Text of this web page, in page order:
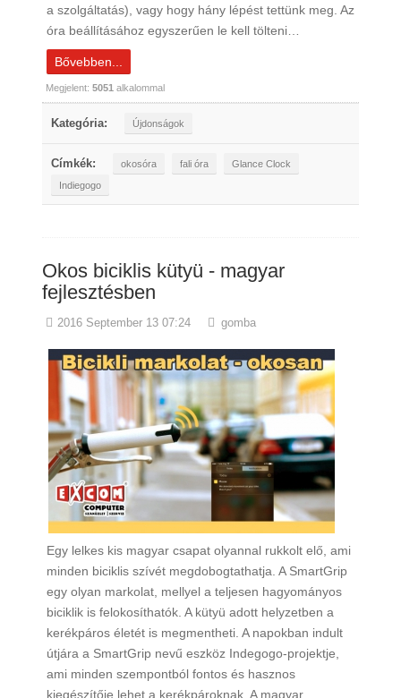
a szolgáltatás), vagy hogy hány lépést tettünk meg. Az
óra beállításához egyszerűen le kell tölteni…
Bővebben...
Megjelent: 5051 alkalommal
Kategória: Újdonságok
Címkék: okosóra fali óra
Glance Clock
Indiegogo
Okos biciklis kütyü - magyar
fejlesztésben
2016 September 13 07:24 gomba
Egy lelkes kis magyar csapat olyannal rukkolt elő, ami
minden biciklis szívét megdobogtathatja. A SmartGrip
egy olyan markolat, mellyel a teljesen hagyományos
biciklik is felokosíthatók. A kütyü adott helyzetben a
kerékpáros életét is megmentheti. A napokban indult
útjára a SmartGrip nevű eszköz Indegogo-projektje,
ami minden szempontból fontos és hasznos
kiegészítője lehet a kerékpároknak. A magyar